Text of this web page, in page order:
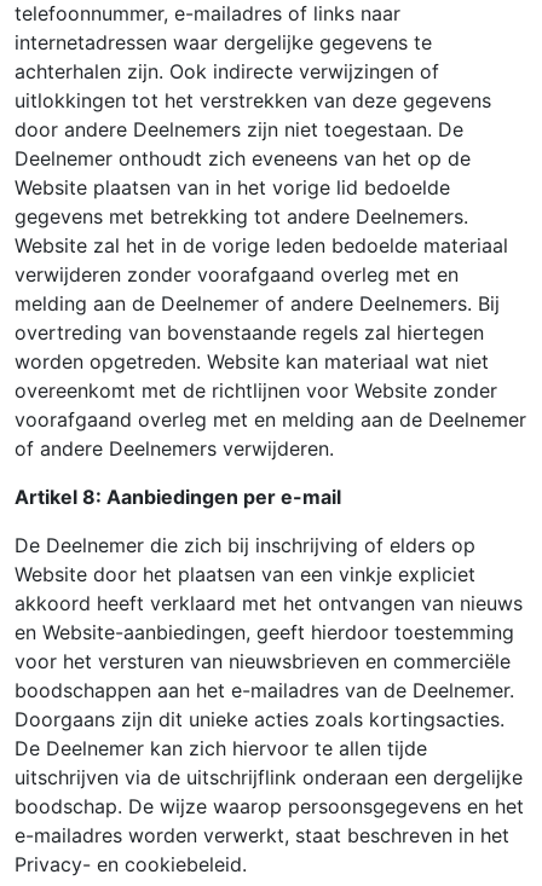
telefoonnummer, e-mailadres of links naar
internetadressen waar dergelijke gegevens te
achterhalen zijn. Ook indirecte verwijzingen of
uitlokkingen tot het verstrekken van deze gegevens
door andere Deelnemers zijn niet toegestaan. De
Deelnemer onthoudt zich eveneens van het op de
Website plaatsen van in het vorige lid bedoelde
gegevens met betrekking tot andere Deelnemers.
Website zal het in de vorige leden bedoelde materiaal
verwijderen zonder voorafgaand overleg met en
melding aan de Deelnemer of andere Deelnemers. Bij
overtreding van bovenstaande regels zal hiertegen
worden opgetreden. Website kan materiaal wat niet
overeenkomt met de richtlijnen voor Website zonder
voorafgaand overleg met en melding aan de Deelnemer
of andere Deelnemers verwijderen.
Artikel 8: Aanbiedingen per e-mail
De Deelnemer die zich bij inschrijving of elders op
Website door het plaatsen van een vinkje expliciet
akkoord heeft verklaard met het ontvangen van nieuws
en Website-aanbiedingen, geeft hierdoor toestemming
voor het versturen van nieuwsbrieven en commerciële
boodschappen aan het e-mailadres van de Deelnemer.
Doorgaans zijn dit unieke acties zoals kortingsacties.
De Deelnemer kan zich hiervoor te allen tijde
uitschrijven via de uitschrijflink onderaan een dergelijke
boodschap. De wijze waarop persoonsgegevens en het
e-mailadres worden verwerkt, staat beschreven in het
Privacy- en cookiebeleid.